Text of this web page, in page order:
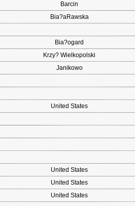
Barcin
Bia?aRawska
Bia?ogard
Krzy? Wielkopolski
Janikowo
United States
United States
United States
United States